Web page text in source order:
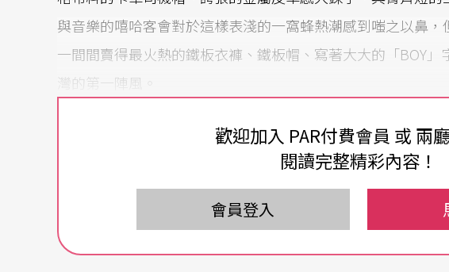
與音樂的嘻哈客會對於這樣表淺的一窩蜂熱潮感到嗤之以鼻
一間間賣得最火熱的鐵板衣褲、鐵板帽、寫著大大的「BOY
灣的第一陣風。
這些身著「BOY」字樣帽T、釘板褲跳霹靂舞（Breaking）被
後的空間解放與媒體開放之勢，全然抒展於茅塞頓開的養分空
週的露台、萬年冰宮、青年迪斯可舞廳（也全拜解嚴之賜）大
「五燈獎」首度加入街舞競賽，迅速成為壓軸節目。年僅十
歡迎加入 PAR付費會員 或 兩
閱讀完整精彩內容！
會員登入